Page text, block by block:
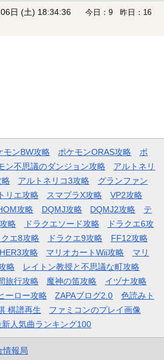
日 (土) 18:34:36
今日：9 昨日：16
モンBW攻略 ポケモンORAS攻略
ポ
ン不思議のダンジョン攻略
アルトネリ
略 アルトネリコ3攻略
グランファン
リエ攻略 スマブラX攻略
VP2攻略
攻略
DQMJ攻略 DQMJ2攻略
テ
略
ドラクエソード攻略
ドラクエ6攻
クエ8攻略 ドラクエ9攻略
FF12攻略
攻略 マリオカートWii攻略
マリ
略
レイトン教授と不思議な町攻略
旅行攻略 魔神の笛攻略
イヅナ攻略
ーロー攻略 ZAPAブログ2.0
色読みト
棋譜再生
ファミコンのプレイ画像
人気曲ランキング100
情報局